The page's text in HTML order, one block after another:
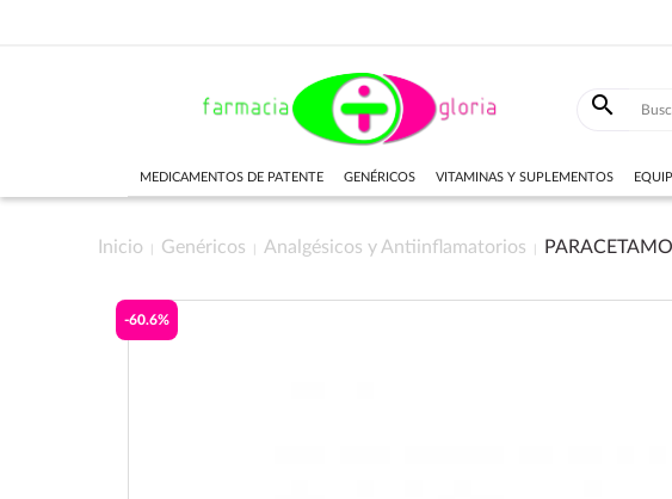

MEDICAMENTOS DE PATENTE GENÉRICOS VITAMINAS Y SUPLEMENTOS
Inicio Genéricos Analgésicos y Antiinflamatorios
-60.6%